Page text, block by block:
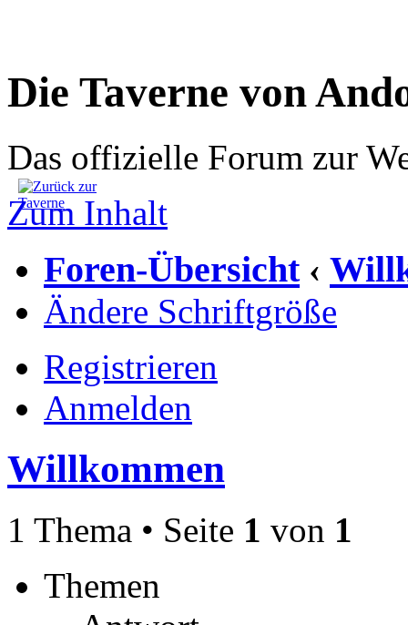
Die Taverne von
Das offizielle Forum zur
Zum Inhalt
Foren-Übersicht ‹
Ändere Schriftgröße
Registrieren
Anmelden
Willkommen
1 Thema • Seite 1 von 1
Themen